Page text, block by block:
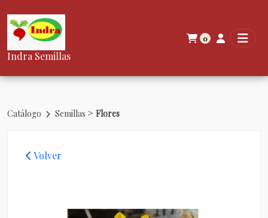
Indra Semillas
0
Catálogo Semillas > Flores
Volver